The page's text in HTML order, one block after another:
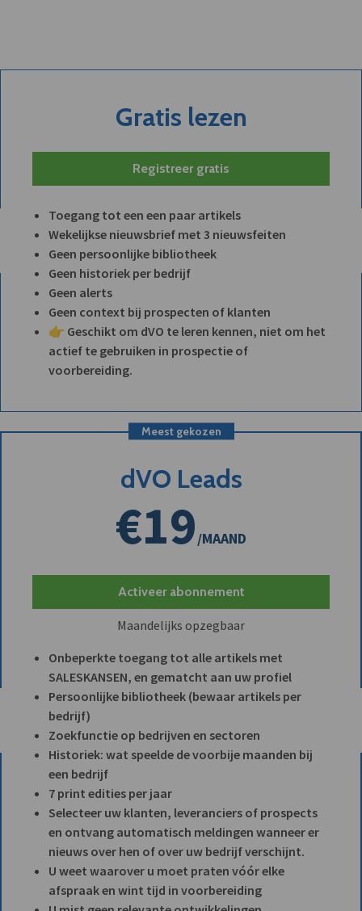
Gratis lezen
Registreer gratis
Toegang tot een een paar artikels
Wekelijkse nieuwsbrief met 3 nieuwsfeiten
Geen persoonlijke bibliotheek
Geen historiek per bedrijf
Geen alerts
Geen context bij prospecten of klanten
👉 Geschikt om dVO te leren kennen, niet om het
actief te gebruiken in prospectie of
voorbereiding.
Meest gekozen
dVO Leads
€19/MAAND
Activeer abonnement
Maandelijks opzegbaar
Onbeperkte toegang tot alle artikels met
SALESKANSEN, en gematcht aan uw profiel
Persoonlijke bibliotheek (bewaar artikels per
bedrijf)
Zoekfunctie op bedrijven en sectoren
Historiek: wat speelde de voorbije maanden bij
een bedrijf
7 print edities per jaar
Selecteer uw klanten, leveranciers of prospects
en ontvang automatisch meldingen wanneer er
nieuws over hen of over uw bedrijf verschijnt.
U weet waarover u moet praten vóór elke
afspraak en wint tijd in voorbereiding